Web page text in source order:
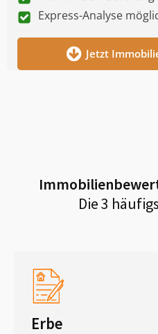
Express-Analyse
Jetzt
Die 3
Erbe